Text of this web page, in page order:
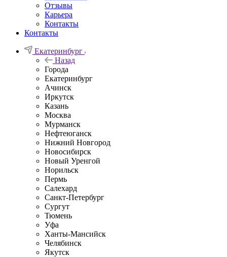
Отзывы
Карьера
Контакты
Контакты
Екатеринбург
Назад
Города
Екатеринбург
Ачинск
Иркутск
Казань
Москва
Мурманск
Нефтеюганск
Нижний Новгород
Новосибирск
Новый Уренгой
Норильск
Пермь
Салехард
Санкт-Петербург
Сургут
Тюмень
Уфа
Ханты-Мансийск
Челябинск
Якутск